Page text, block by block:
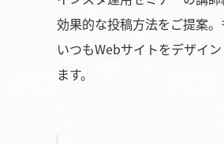
効果的な投稿方法をご提案
いつもWebサイトをデザイ
ます。